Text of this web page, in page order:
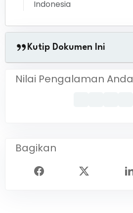
Indonesia
Kutip Dokumen Ini
Nilai Pengalaman Anda
Bagikan